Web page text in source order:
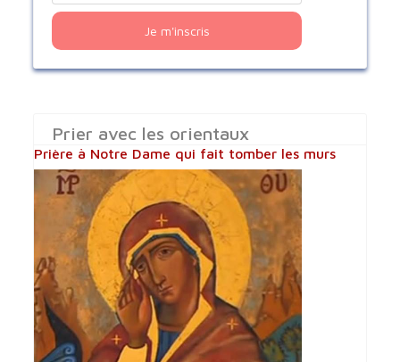
Je m'inscris
Prier avec les orientaux
Prière à Notre Dame qui fait tomber les murs